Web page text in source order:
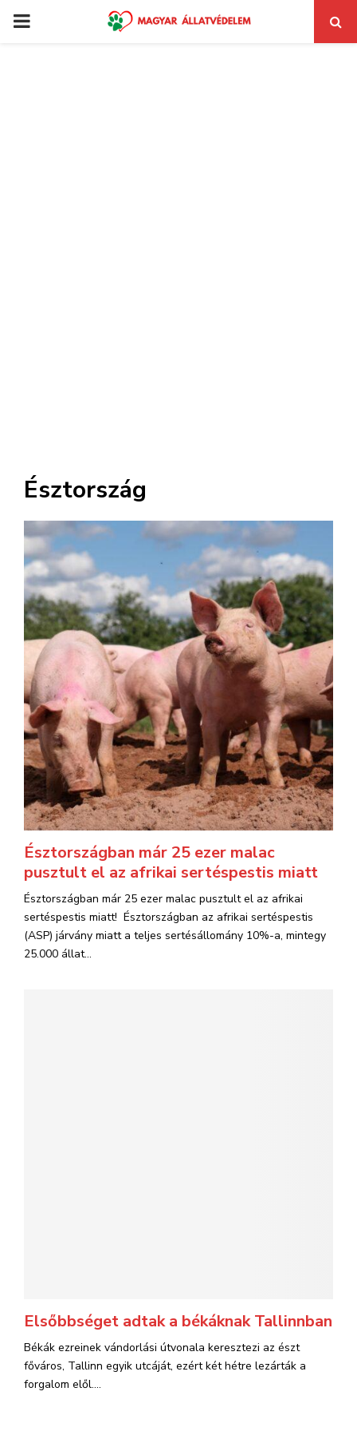
PRIMARY
Észtország
Észtországban már 25 ezer malac
pusztult el az afrikai sertéspestis miatt
Észtországban már 25 ezer malac pusztult el az afrikai
sertéspestis miatt! Észtországban az afrikai sertéspestis
(ASP) járvány miatt a teljes sertésállomány 10%-a, mintegy
25.000 állat...
Elsőbbséget adtak a békáknak Tallinnban
Békák ezreinek vándorlási útvonala keresztezi az észt
főváros, Tallinn egyik utcáját, ezért két hétre lezárták a
forgalom elől....